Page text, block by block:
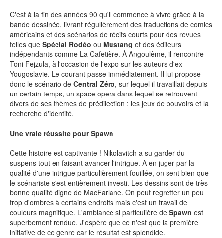
VOIR TOUTES LES RUBRIQUES
BD
LIVRE FILM
SÉRIE TV
C'est à la fin des années 90 qu'il commence à vivre grâce à la
bande dessinée, livrant régulièrement des traductions de comics
américains et des scénarios de récits courts pour des revues
telles que Spécial Rodéo ou Mustang et des éditeurs
indépendants comme La Cafetière. À Angoulême, il rencontre
Toni Fejzula, à l'occasion de l'expo sur les auteurs d'ex-
Yougoslavie. Le courant passe immédiatement. Il lui propose
donc le scénario de Central Zéro, sur lequel il travaillait depuis
un certain temps, un space opera dans lequel se retrouvent
divers de ses thèmes de prédilection : les jeux de pouvoirs et la
recherche d'identité.
Une vraie réussite pour Spawn
Cette histoire est captivante ! Nikolavitch a su garder du
suspens tout en faisant avancer l'intrigue. A en juger par la
qualité d'une intrigue particulièrement fouillée, on sent bien que
le scénariste s'est entièrement investi. Les dessins sont de très
bonne qualité digne de MacFarlane. On peut regretter un peu
trop d'ombres à certains endroits mais c'est un travail de
couleurs magnifique. L'ambiance si particulière de Spawn est
superbement rendue. J'espère que ce n'est que la première
initiative de ce genre car le résultat est splendide.